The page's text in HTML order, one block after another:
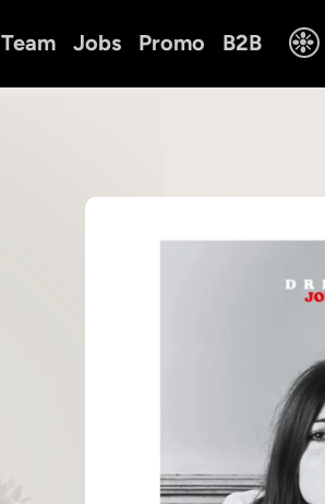
Team Jobs Promo B2B ❉